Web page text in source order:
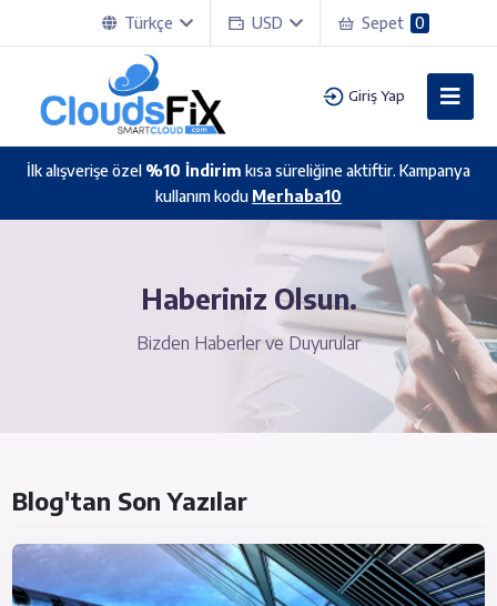
Türkçe USD Sepet 0
Giriş Yap
İlk alışverişe özel %10 İndirim kısa süreliğine aktiftir. Kampanya
kullanım kodu Merhaba10
Haberiniz Olsun.
Bizden Haberler ve Duyurular
Blog'tan Son Yazılar